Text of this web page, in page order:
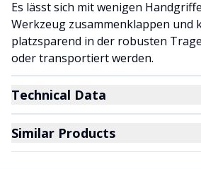
Es lässt sich mit wenigen
Werkzeug zusammenklappen und
platzsparend in der robusten
oder transportiert werden.
Technical Data
Similar Products